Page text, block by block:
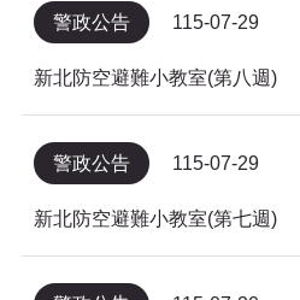
警政公告 115-07-29
新北防空避難小教室(第八週)
警政公告 115-07-29
新北防空避難小教室(第七週)